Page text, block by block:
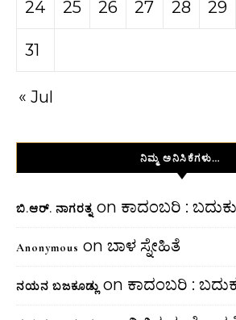
24 25 26 27 28 29
31
« Jul
ನಿಮ್ಮ ಅನಿಸಿಕೆಗಳು…
ಬಿ.ಆರ್. ನಾಗರತ್ನ on ಕಾದಂಬರಿ :
Anonymous on ಬಾಳ ಸ್ನೇಹಿತೆ
ನಯನ ಬಜಕೂಡ್ಲು on ಕಾದಂಬರಿ :